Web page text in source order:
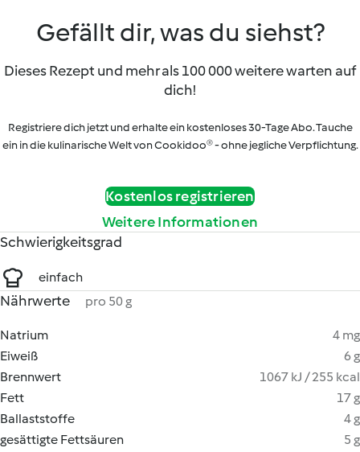
Gefällt dir, was du siehst?
Dieses Rezept und mehr als 100 000 weitere warten auf
dich!
Registriere dich jetzt und erhalte ein kostenloses 30-Tage Abo. Tauche
ein in die kulinarische Welt von Cookidoo® - ohne jegliche Verpflichtung.
Kostenlos registrieren
Weitere Informationen
Schwierigkeitsgrad
einfach
Nährwerte pro 50 g
Natrium
4 mg
Eiweiß
6 g
Brennwert
1067 kJ / 255 kcal
Fett
17 g
Ballaststoffe
4 g
gesättigte Fettsäuren
5 g